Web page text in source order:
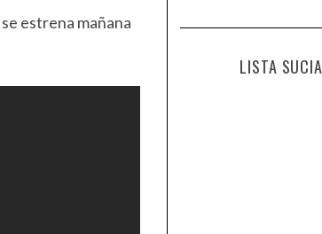
se estrena mañana
LISTA